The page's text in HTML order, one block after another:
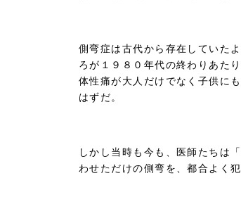
側弯症は古代から存在していた
ろが１９８０年代の終わりあた
体性痛が大人だけでなく子供に
はずだ。
しかし当時も今も、医師たちは
わせただけの側弯を、都合よく